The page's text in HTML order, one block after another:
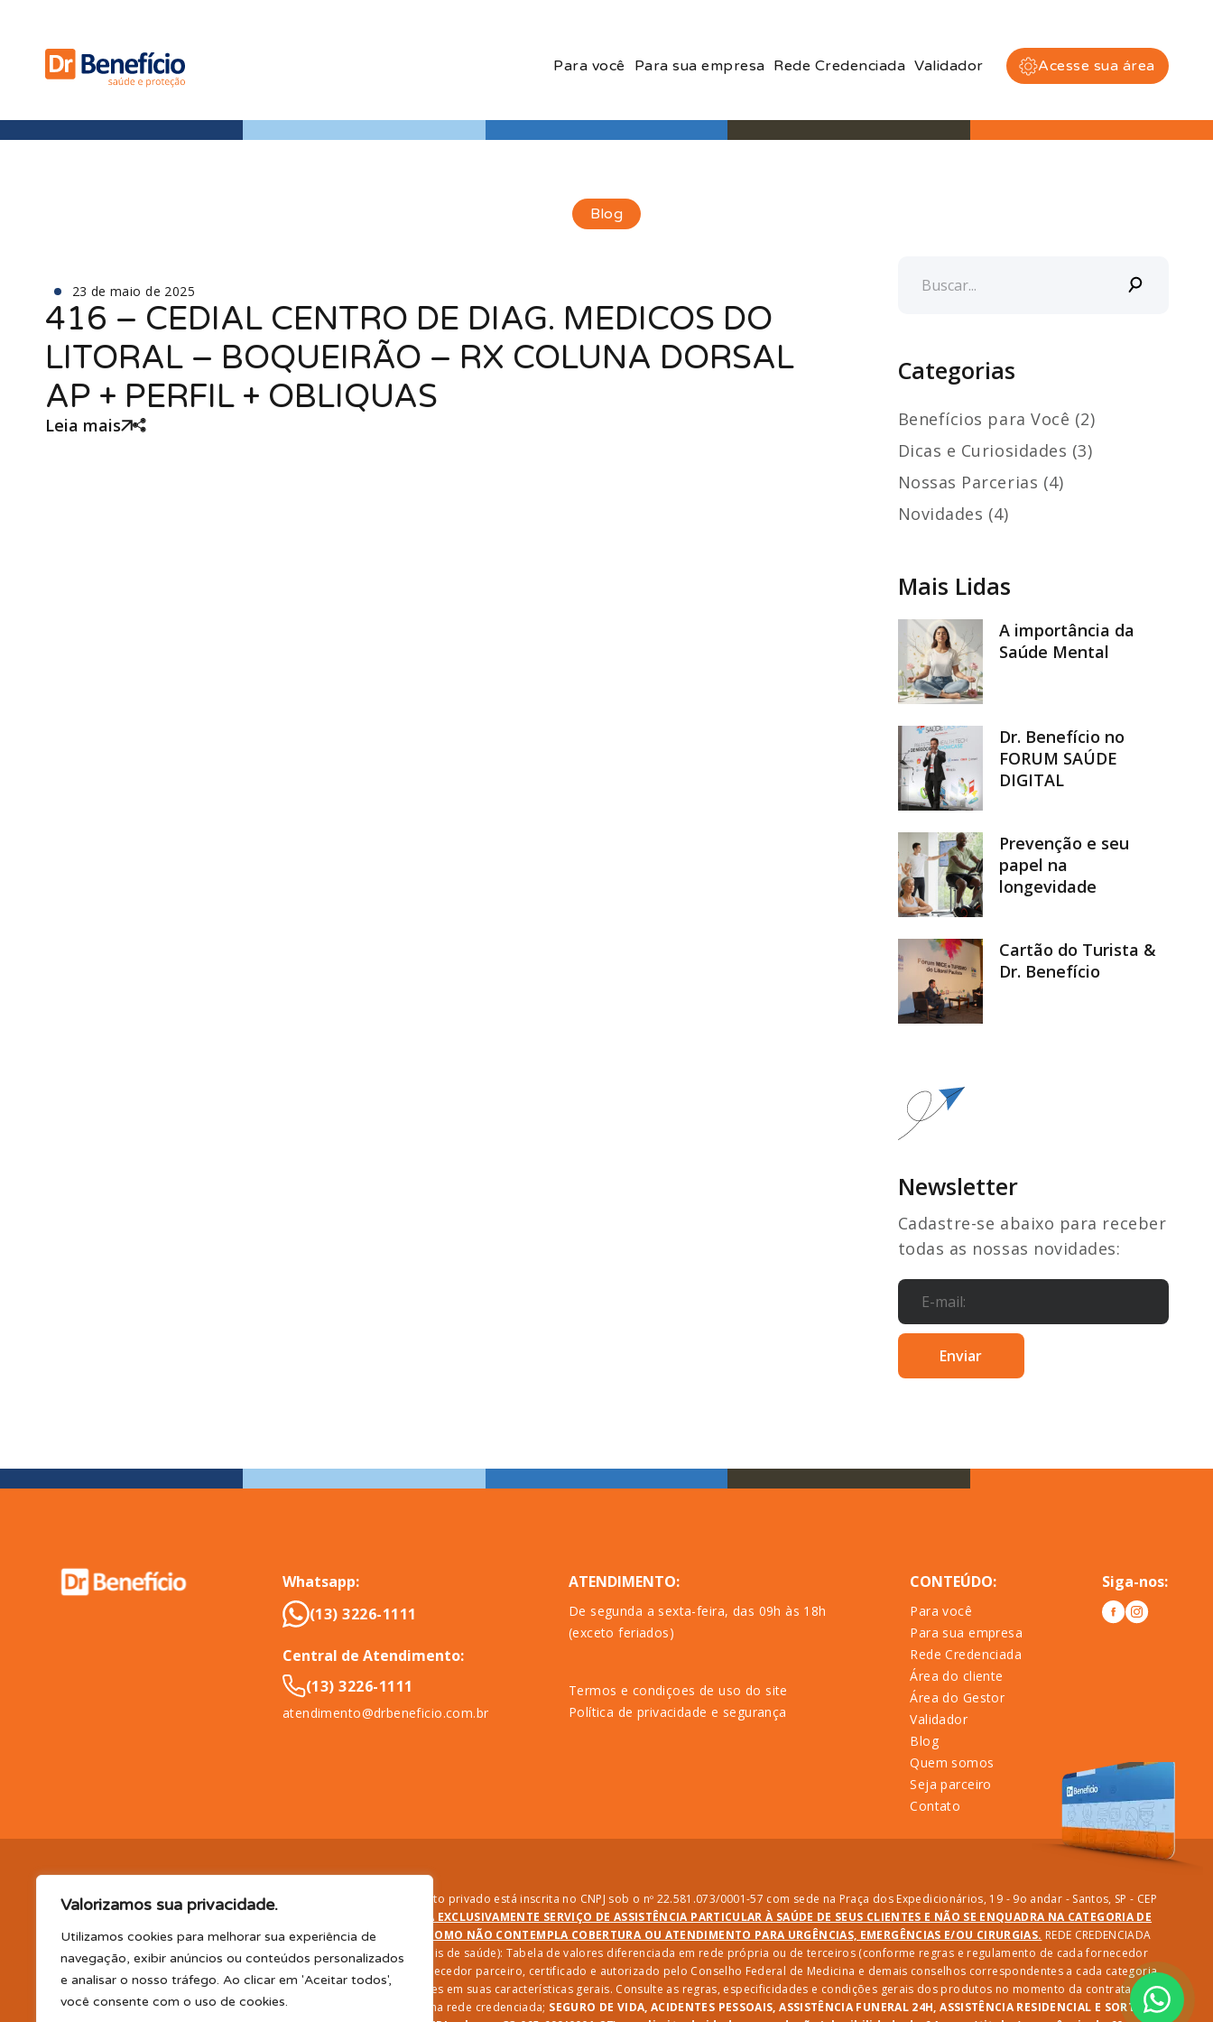
Valorizamos sua privacidade.
Utilizamos cookies para melhorar sua experiência de
navegação, exibir anúncios ou conteúdos personalizados
e analisar o nosso tráfego. Ao clicar em 'Aceitar todos',
você consente com o uso de cookies.
Para você Para sua empresa Rede Credenciada Validador Acesse sua área
Blog
23 de maio de 2025
416 – CEDIAL CENTRO DE DIAG. MEDICOS DO
LITORAL – BOQUEIRÃO – RX COLUNA DORSAL
AP + PERFIL + OBLIQUAS
Leia mais
Categorias
Benefícios para Você (2)
Dicas e Curiosidades (3)
Nossas Parcerias (4)
Novidades (4)
Mais Lidas
A importância da
Saúde Mental
Dr. Benefício no
FORUM SAÚDE
DIGITAL
Prevenção e seu
papel na
longevidade
Cartão do Turista &
Dr. Benefício
Newsletter
Cadastre-se abaixo para receber
todas as nossas novidades:
Whatsapp:
(13) 3226-1111
Central de Atendimento:
(13) 3226-1111
atendimento@drbeneficio.com.br
ATENDIMENTO:
De segunda a sexta-feira, das 09h às 18h
(exceto feriados)
Termos e condiçoes de uso do site
Política de privacidade e segurança
CONTEÚDO:
Para você
Para sua empresa
Rede Credenciada
Área do cliente
Área do Gestor
Validador
Blog
Quem somos
Seja parceiro
Contato
Siga-nos:
DR. BENEFÍCIO (InCompany Benefícios LTDA.), pessoa jurídica de direito privado está inscrita no CNPJ sob o nº 22.581.073/0001-57 com sede na Praça dos Expedicionários, 19 - 9o andar - Santos, SP - CEP
EM BENEFÍCIOS PARA SAÚDE, A DR. BENEFÍCIO PRESTA EXCLUSIVAMENTE SERVIÇO DE ASSISTÊNCIA PARTICULAR À SAÚDE DE SEUS CLIENTES E NÃO SE ENQUADRA NA CATEGORIA DE
PLANO DE SAÚDE E/OU ODONTOLÓGICO SUPLEMENTAR, ASSIM COMO NÃO CONTEMPLA COBERTURA OU ATENDIMENTO PARA URGÊNCIAS, EMERGÊNCIAS E/OU CIRURGIAS. REDE CREDENCIADA
(consultas, exames, tratamentos e demais serviços e/ou profissionais de saúde): Tabela de valores diferenciada em rede própria ou de terceiros (conforme regras e regulamento de cada fornecedor
parceiro); TELEMEDICINA e TELECONSULTA: Serviço realizado por fornecedor parceiro, certificado e autorizado pelo Conselho Federal de Medicina e demais conselhos correspondentes a cada categoria
profissional disponibilizada. Os planos oferecidos possuem variações em suas características gerais. Consulte as regras, especificidades e condições gerais dos produtos no momento da contratação.
CLUBE DR. BENEFÍCIO e FARMÁCIA: Desconto em produtos e serviços na rede credenciada; SEGURO DE VIDA, ACIDENTES PESSOAIS, ASSISTÊNCIA FUNERAL 24H, ASSISTÊNCIA RESIDENCIAL E SORTEIO: